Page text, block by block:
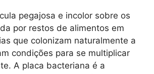
pegajosa e incolor sobre os
por restos de alimentos em
que colonizam naturalmente a
condições para se multiplicar
A placa bacteriana é a